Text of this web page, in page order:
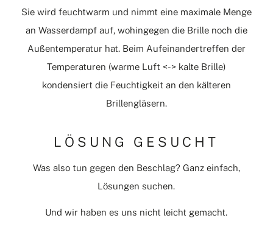
Sie wird feuchtwarm und nimmt eine maximale Menge
an Wasserdampf auf, wohingegen die Brille noch die
Außentemperatur hat. Beim Aufeinandertreffen der
Temperaturen (warme Luft <-> kalte Brille)
kondensiert die Feuchtigkeit an den kälteren
Brillengläsern.
LÖSUNG GESUCHT
Was also tun gegen den Beschlag? Ganz einfach,
Lösungen suchen.
Und wir haben es uns nicht leicht gemacht.